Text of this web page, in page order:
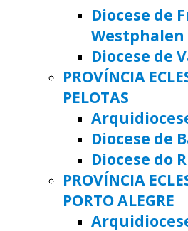
Diocese de
Westphalen
Diocese de
PROVÍNCIA
PELOTAS
Diocese de
Diocese do
PROVÍNCIA
PORTO ALEGRE